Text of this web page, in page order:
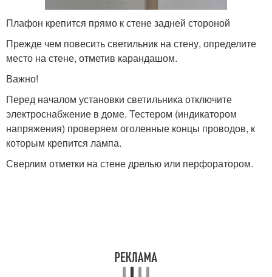
Плафон крепится прямо к стене задней стороной
Прежде чем повесить светильник на стену, определите
место на стене, отметив карандашом.
Важно!
Перед началом установки светильника отключите
электроснабжение в доме. Тестером (индикатором
напряжения) проверяем оголенные концы проводов, к
которым крепится лампа.
Сверлим отметки на стене дрелью или перфоратором.